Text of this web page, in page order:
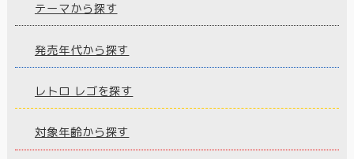
テーマから探す
発売年代から探す
レトロ レゴを探す
対象年齢から探す